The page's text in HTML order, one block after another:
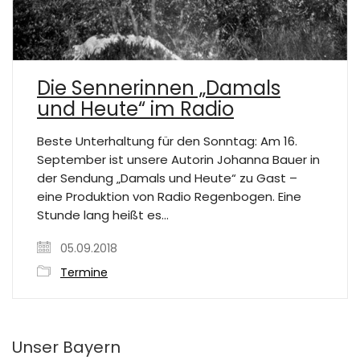
Die Sennerinnen „Damals
und Heute“ im Radio
Beste Unterhaltung für den Sonntag: Am 16.
September ist unsere Autorin Johanna Bauer in
der Sendung „Damals und Heute“ zu Gast –
eine Produktion von Radio Regenbogen. Eine
Stunde lang heißt es…
05.09.2018
Termine
Unser Bayern